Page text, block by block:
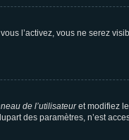
vous l’activez, vous ne serez
de l’utilisateuret modifiez
des paramètres, n’est